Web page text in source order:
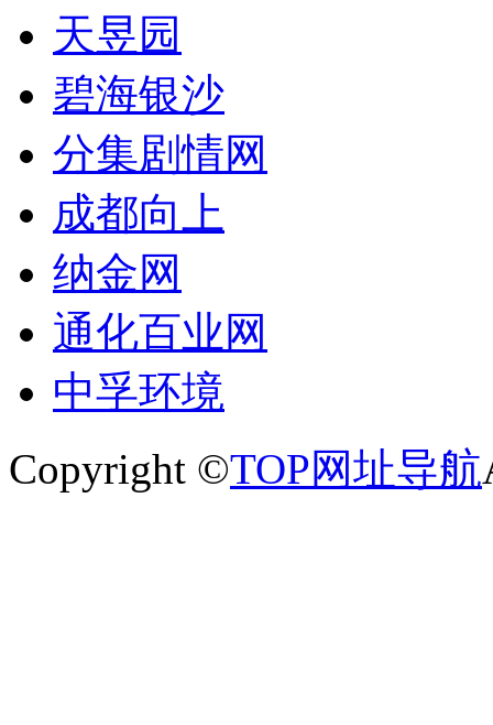
天昱园
碧海银沙
分集剧情网
成都向上
纳金网
通化百业网
中孚环境
Copyright ©TOP网址导航